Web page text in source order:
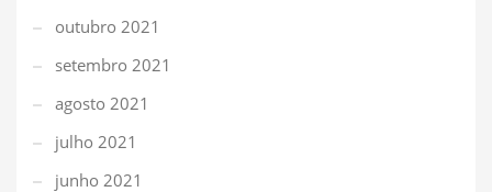
outubro 2021
setembro 2021
agosto 2021
julho 2021
junho 2021